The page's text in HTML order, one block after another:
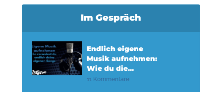
Im Gespräch
Endlich eigene
Musik aufnehmen:
Wie du die...
11 Kommentare